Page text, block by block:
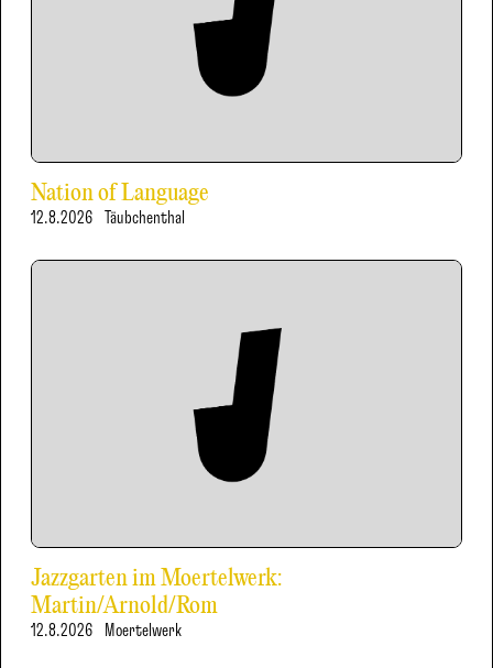
Nation of Language
12.8.2026 Täubchenthal
Jazzgarten im Moertelwerk:
Martin/Arnold/Rom
12.8.2026 Moertelwerk